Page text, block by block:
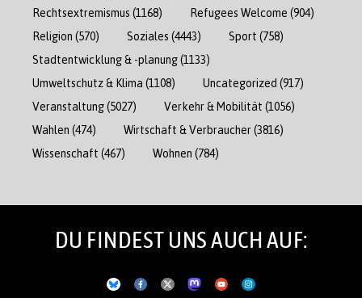
Rechtsextremismus (1168) Refugees Welcome (904)
Religion (570) Soziales (4443) Sport (758)
Stadtentwicklung & -planung(1133)
Umweltschutz & Klima (1108) Uncategorized (917)
Veranstaltung(5027) Verkehr & Mobilität (1056)
Wahlen (474) Wirtschaft & Verbraucher(3816)
Wissenschaft (467) Wohnen (784)
DU FINDEST UNS AUCH AUF: